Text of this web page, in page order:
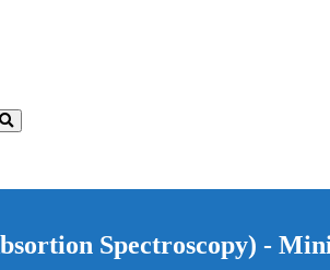
Spectroscopy) -